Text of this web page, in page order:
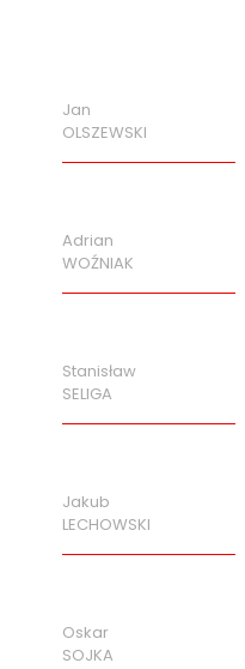
Jan
OLSZEWSKI
Adrian
WOŹNIAK
Stanisław
SELIGA
Jakub
LECHOWSKI
Oskar
SOJKA